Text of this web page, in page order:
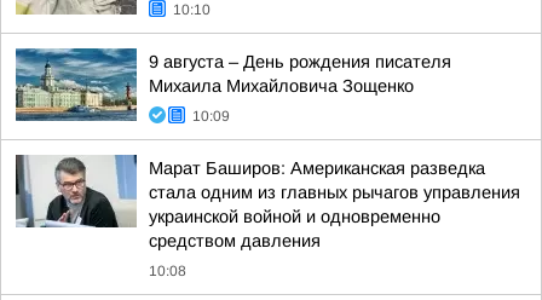
10:10
9 августа – День рождения писателя
Михаила Михайловича Зощенко
10:09
Марат Баширов: Американская разведка
стала одним из главных рычагов управления
украинской войной и одновременно
средством давления
10:08